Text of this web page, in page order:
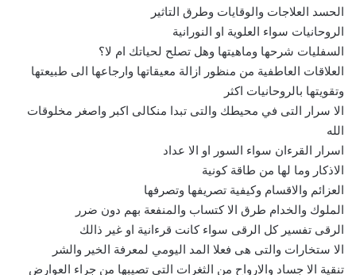
الحسد العلاجات والوقايات وطرق التاثير
الروحانيات سواء العلوية او النورانية
السفليات شرحها وماهيتها وهل تصلح لحياتك ام لا؟
العلاقات العاطفية من منظور ازالة معيقاتها وارجاعها الى طبيعتها
وتقويتها بالروحانيات اكثر
الا سرار التى في محيطك والتى تبدا منكالى اكبر واصغر مخلوقات
الله
اسرار القرءان سواء السور او الا عداد
الاذكار وما لها من طاقة كونية
العزائم والاقسام وكيفية تصريفها وتصرفها
الملوك والخدام طرق الا كتساب والمنفعة بهم دون ضرر
الرقى تفسير كل الرقى سواء كانت قرءانية او غير ذالك
الا ستخارات والتى هى فعلا المد اليومي لمعرفة الخير والشر
تنقية الا جساد والارواح من الثغرات التى تصيبها من جراء العوارض